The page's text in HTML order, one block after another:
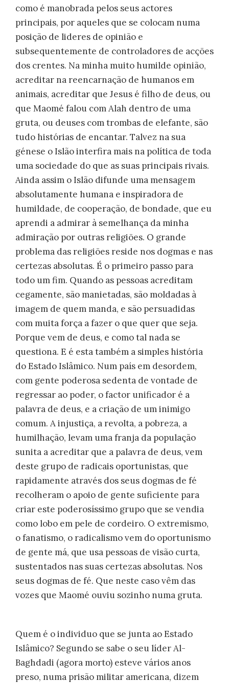
como é manobrada pelos seus actores
principais, por aqueles que se colocam numa
posição de lideres de opinião e
subsequentemente de controladores de acções
dos crentes. Na minha muito humilde opinião,
acreditar na reencarnação de humanos em
animais, acreditar que Jesus é filho de deus, ou
que Maomé falou com Alah dentro de uma
gruta, ou deuses com trombas de elefante, são
tudo histórias de encantar. Talvez na sua
génese o Islão interfira mais na política de toda
uma sociedade do que as suas principais rivais.
Ainda assim o Islão difunde uma mensagem
absolutamente humana e inspiradora de
humildade, de cooperação, de bondade, que eu
aprendi a admirar à semelhança da minha
admiração por outras religiões. O grande
problema das religiões reside nos dogmas e nas
certezas absolutas. É o primeiro passo para
todo um fim. Quando as pessoas acreditam
cegamente, são manietadas, são moldadas à
imagem de quem manda, e são persuadidas
com muita força a fazer o que quer que seja.
Porque vem de deus, e como tal nada se
questiona. E é esta também a simples história
do Estado Islâmico. Num país em desordem,
com gente poderosa sedenta de vontade de
regressar ao poder, o factor unificador é a
palavra de deus, e a criação de um inimigo
comum. A injustiça, a revolta, a pobreza, a
humilhação, levam uma franja da população
sunita a acreditar que a palavra de deus, vem
deste grupo de radicais oportunistas, que
rapidamente através dos seus dogmas de fé
recolheram o apoio de gente suficiente para
criar este poderosíssimo grupo que se vendia
como lobo em pele de cordeiro. O extremismo,
o fanatismo, o radicalismo vem do oportunismo
de gente má, que usa pessoas de visão curta,
sustentados nas suas certezas absolutas. Nos
seus dogmas de fé. Que neste caso vêm das
vozes que Maomé ouviu sozinho numa gruta.
Quem é o individuo que se junta ao Estado
Islâmico? Segundo se sabe o seu líder Al-
Baghdadi (agora morto) esteve vários anos
preso, numa prisão militar americana, dizem